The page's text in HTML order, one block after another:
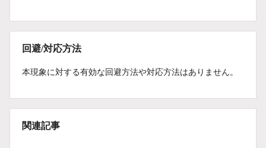
回避/対応方法
本現象に対する有効な回避方法や対応方法はありません。
関連記事